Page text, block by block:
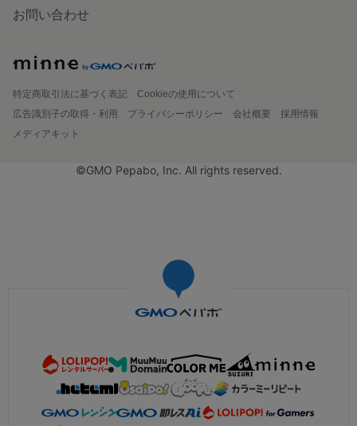
お問い合わせ
特定商取引法に基づく表記
Cookieの使用について
広告識別子の取得・利用
プライバシーポリシー 会社概要
採用情報
メディアキット
©GMO Pepabo, Inc. All rights reserved.